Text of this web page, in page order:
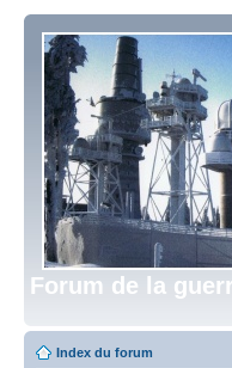
Forum de la
Index du forum